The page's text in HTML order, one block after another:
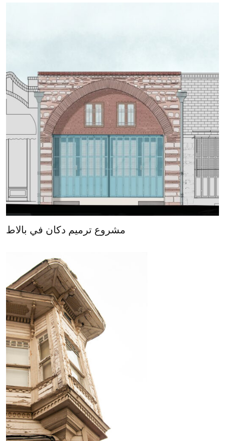
مشروع ترميم دكان في بالاط